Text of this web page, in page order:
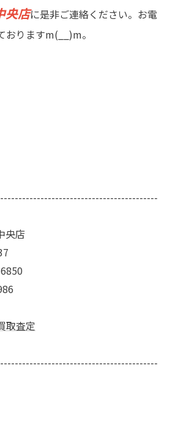
央店に是非ご連絡ください。お電
りますm(__)m。
央店
取査定